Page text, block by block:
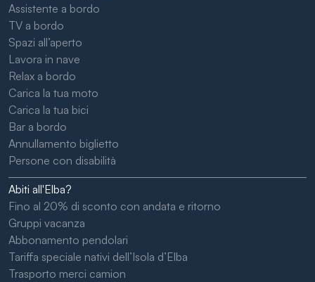
Assistente a bordo
TV a bordo
Spazi all’aperto
Lavora in nave
Relax a bordo
Carica la tua moto
Carica la tua bici
Bar a bordo
Annullamento biglietto
Persone con disabilità
Abiti all'Elba?
Fino al 20% di sconto con andata e ritorno
Gruppi vacanza
Abbonamento pendolari
Tariffa speciale nativi dell’Isola d’Elba
Trasporto merci camion